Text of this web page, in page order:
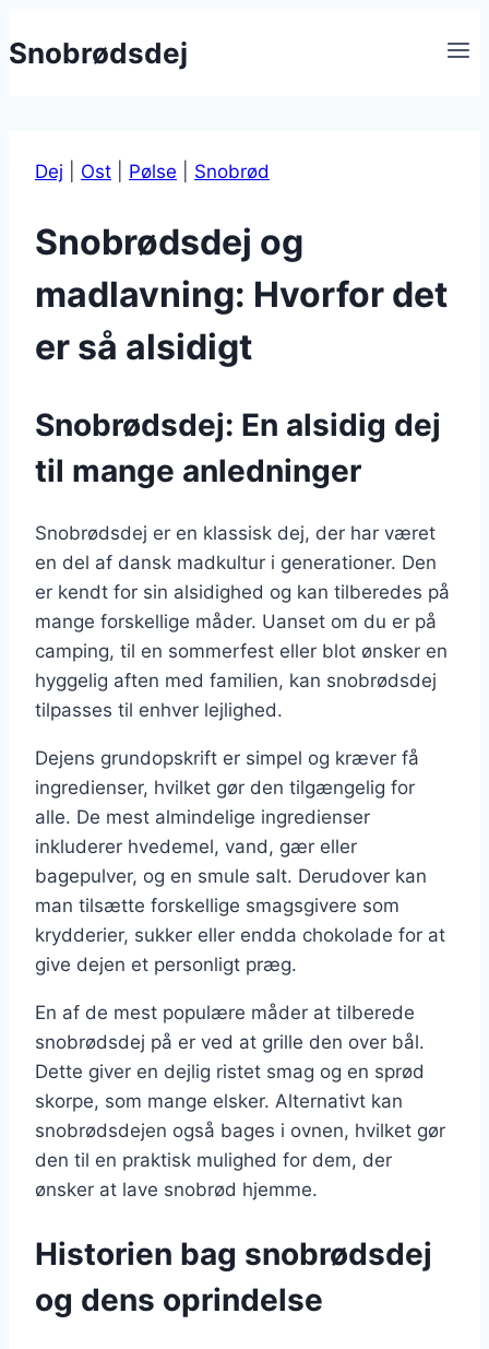
til
Snobrødsdej
Dej Ost Pølse Snobrød
Snobrødsdej og
madlavning: Hvorfor det
er så alsidigt
Snobrødsdej: En alsidig dej
til mange anledninger
Snobrødsdej er en klassisk dej, der har været
en del af dansk madkultur i generationer. Den
er kendt for sin alsidighed og kan tilberedes på
mange forskellige måder. Uanset om du er på
camping, til en sommerfest eller blot ønsker en
hyggelig aften med familien, kan snobrødsdej
tilpasses til enhver lejlighed.
Dejens grundopskrift er simpel og kræver få
ingredienser, hvilket gør den tilgængelig for
alle. De mest almindelige ingredienser
inkluderer hvedemel, vand, gær eller
bagepulver, og en smule salt. Derudover kan
man tilsætte forskellige smagsgivere som
krydderier, sukker eller endda chokolade for at
give dejen et personligt præg.
En af de mest populære måder at tilberede
snobrødsdej på er ved at grille den over bål.
Dette giver en dejlig ristet smag og en sprød
skorpe, som mange elsker. Alternativt kan
snobrødsdejen også bages i ovnen, hvilket gør
den til en praktisk mulighed for dem, der
ønsker at lave snobrød hjemme.
Historien bag snobrødsdej
og dens oprindelse